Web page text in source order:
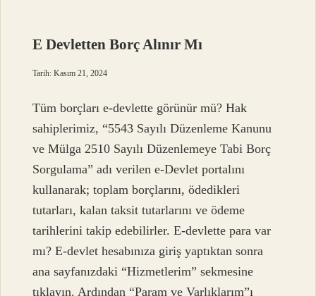
E Devletten Borç Alınır Mı
Tarih: Kasım 21, 2024
Tüm borçları e-devlette görünür mü? Hak
sahiplerimiz, “5543 Sayılı Düzenleme Kanunu
ve Mülga 2510 Sayılı Düzenlemeye Tabi Borç
Sorgulama” adı verilen e-Devlet portalını
kullanarak; toplam borçlarını, ödedikleri
tutarları, kalan taksit tutarlarını ve ödeme
tarihlerini takip edebilirler. E-devlette para var
mı? E-devlet hesabınıza giriş yaptıktan sonra
ana sayfanızdaki “Hizmetlerim” sekmesine
tıklayın. Ardından “Param ve Varlıklarım”ı